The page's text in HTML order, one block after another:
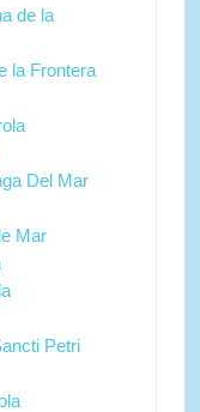
de la
la Frontera
Del Mar
Mar
Petri